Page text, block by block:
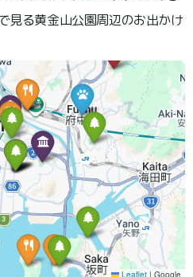
見る黄金山公園周辺のお出かけ